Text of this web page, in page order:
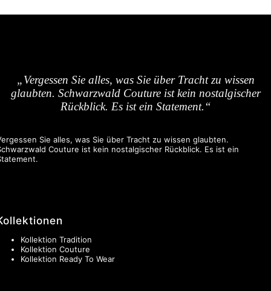
„Vergessen Sie alles, was Sie über Tracht zu wissen
glaubten. Schwarzwald Couture ist kein nostalgischer
Rückblick. Es ist ein Statement.“
Sie alles, was Sie über Tracht zu wissen glaubten.
Couture ist kein nostalgischer Rückblick. Es ist ein
Kollektion Tradition
Kollektion Couture
Kollektion Ready To Wear